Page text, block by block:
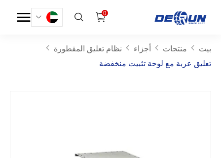
0
بيت منتجات أجزاء
نظام تعليق المقطورة
تعليق عربة مع لوحة تثبيت منخفضة